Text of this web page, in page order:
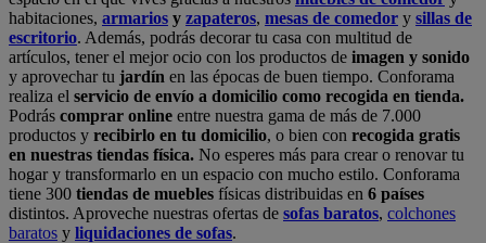
habitaciones, armarios y zapateros, mesas de comedor y sillas de
escritorio. Además, podrás decorar tu casa con multitud de
artículos, tener el mejor ocio con los productos de imagen y sonido
y aprovechar tu jardín en las épocas de buen tiempo. Conforama
realiza el servicio de envío a domicilio como recogida en tienda.
Podrás comprar online entre nuestra gama de más de 7.000
productos y recibirlo en tu domicilio, o bien con recogida gratis
en nuestras tiendas física. No esperes más para crear o renovar tu
hogar y transformarlo en un espacio con mucho estilo. Conforama
tiene 300 tiendas de muebles físicas distribuidas en 6 países
distintos. Aproveche nuestras ofertas de sofas baratos, colchones
baratos y liquidaciones de sofas.